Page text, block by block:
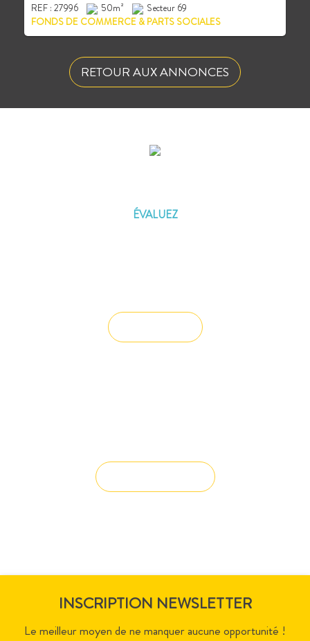
REF : 27996 50m²
Secteur 69
FONDS DE COMMERCE & PARTS SOCIALES
RETOUR AUX ANNONCES
ÉVALUEZ
INSCRIPTION NEWSLETTER
Le meilleur moyen de ne manquer aucune opportunité !